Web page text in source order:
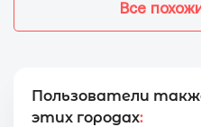
Все
Пользователи
этих городах: